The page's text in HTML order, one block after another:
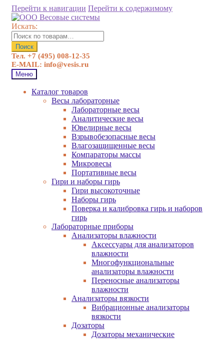
Перейти к навигации Перейти к содержимому
Искать:
Поиск
Тел. +7 (495) 008-12-35
E-MAIL: info@vesis.ru
Меню
Каталог товаров
Весы лабораторные
Лабораторные весы
Аналитические весы
Ювелирные весы
Взрывобезопасные весы
Влагозащищенные весы
Компараторы массы
Микровесы
Портативные весы
Гири и наборы гирь
Гири высокоточные
Наборы гирь
Поверка и калибровка гирь и наборов
гирь
Лабораторные приборы
Анализаторы влажности
Аксессуары для анализаторов
влажности
Многофункциональные
анализаторы влажности
Переносные анализаторы
влажности
Анализаторы вязкости
Вибрационные анализаторы
вязкости
Дозаторы
Дозаторы механические